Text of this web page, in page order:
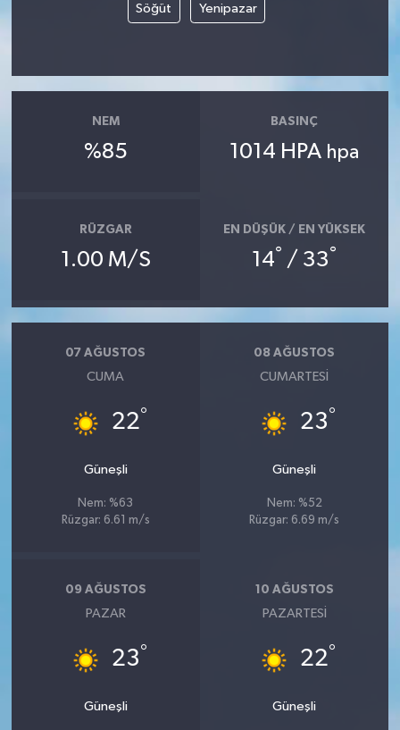
Söğüt Yenipazar
NEM
%85
BASINÇ
1014 HPA hpa
RÜZGAR
1.00 M/S
EN DÜŞÜK / EN YÜKSEK
14° / 33°
07 AĞUSTOS
CUMA
22°
Güneşli
Nem: %63
Rüzgar: 6.61 m/s
08 AĞUSTOS
CUMARTESI
23°
Güneşli
Nem: %52
Rüzgar: 6.69 m/s
09 AĞUSTOS
PAZAR
23°
Güneşli
10 AĞUSTOS
PAZARTESI
22°
Güneşli